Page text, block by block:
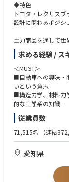
◆特色
トヨタ・レクサス
設計に関わるポジシ
主力商品を通して世
ち、共に成長してい
◆業務内容
【概要】
ヤリスやプリウスな
いった大型車・高級
デー設計業務です。
企画・デザインの
門といった関係部署
設計を担当します。
【詳細】
者としての成長を
求める経験 / ス
＜MUST＞
■自動車への興味・
いという意志
■構造力学、材料力
的な工学系の知識
■聴く力や共感力と
＜WANT＞
■プログラミング（
■自動車部品に関す
■CATIAスキルまた
従業員数
71,515名 （連結
愛知県